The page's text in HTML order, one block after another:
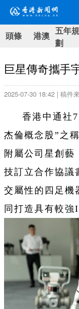
頭條 港澳 五年規
劃
巨星傳奇攜手
2025-07-30 18:42 | 稿件
香港中通社
杰倫概念股”之
附屬公司星創藝
技訂立合作協議
交屬性的四足機
同打造具有較強